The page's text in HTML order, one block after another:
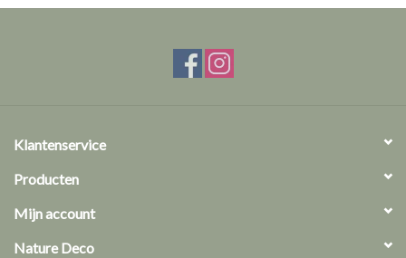
Klantenservice
Producten
Mijn account
Nature Deco